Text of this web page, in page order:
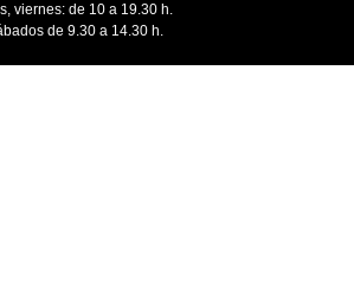
viernes: de 10 a 19.30 h.
de 9.30 a 14.30 h.